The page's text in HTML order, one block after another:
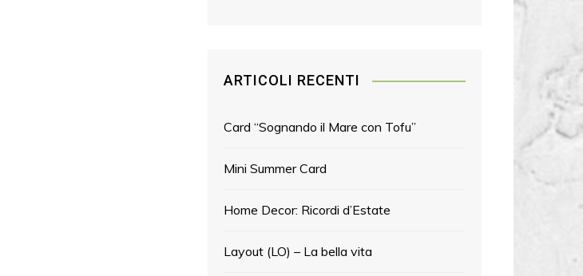
ARTICOLI RECENTI
Card “Sognando il Mare con Tofu”
Mini Summer Card
Home Decor: Ricordi d’Estate
Layout (LO) – La bella vita